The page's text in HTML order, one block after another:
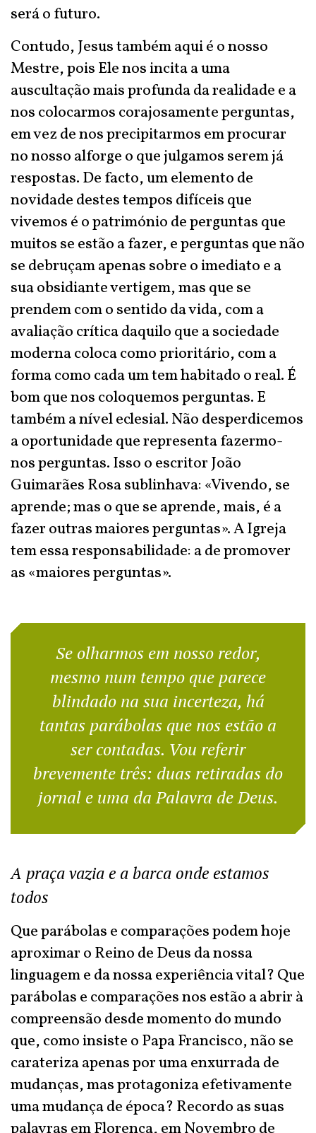
será o futuro.
Contudo, Jesus também aqui é o nosso
Mestre, pois Ele nos incita a uma
auscultação mais profunda da realidade e a
nos colocarmos corajosamente perguntas,
em vez de nos precipitarmos em procurar
no nosso alforge o que julgamos serem já
respostas. De facto, um elemento de
novidade destes tempos difíceis que
vivemos é o património de perguntas que
muitos se estão a fazer, e perguntas que não
se debruçam apenas sobre o imediato e a
sua obsidiante vertigem, mas que se
prendem com o sentido da vida, com a
avaliação crítica daquilo que a sociedade
moderna coloca como prioritário, com a
forma como cada um tem habitado o real. É
bom que nos coloquemos perguntas. E
também a nível eclesial. Não desperdicemos
a oportunidade que representa fazermo-
nos perguntas. Isso o escritor João
Guimarães Rosa sublinhava: «Vivendo, se
aprende; mas o que se aprende, mais, é a
fazer outras maiores perguntas». A Igreja
tem essa responsabilidade: a de promover
as «maiores perguntas».
Se olharmos em nosso redor,
mesmo num tempo que parece
blindado na sua incerteza, há
tantas parábolas que nos estão a
ser contadas. Vou referir
brevemente três: duas retiradas do
jornal e uma da Palavra de Deus.
A praça vazia e a barca onde estamos
todos
Que parábolas e comparações podem hoje
aproximar o Reino de Deus da nossa
linguagem e da nossa experiência vital? Que
parábolas e comparações nos estão a abrir à
compreensão desde momento do mundo
que, como insiste o Papa Francisco, não se
carateriza apenas por uma enxurrada de
mudanças, mas protagoniza efetivamente
uma mudança de época? Recordo as suas